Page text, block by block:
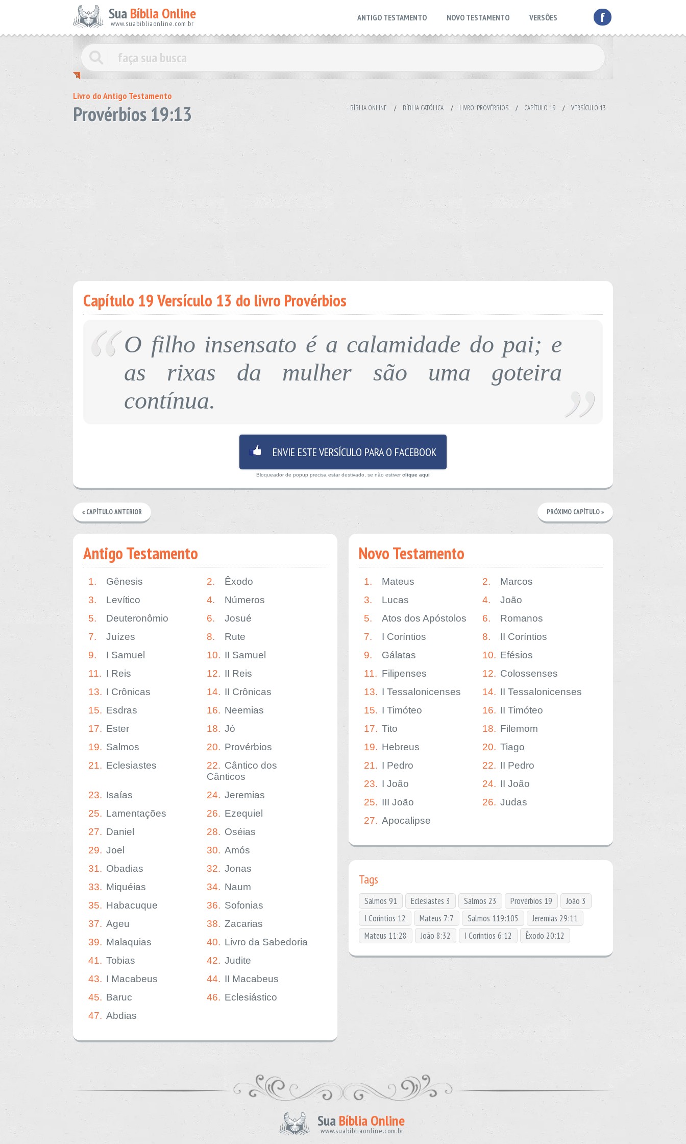
SuaBíblia Online
www.suabibliaonline.com.br f
ANTIGO TESTAMENTO NOVO TESTAMENTO VERSÕES
Livro do Antigo Testamento
Provérbios 19:13 BÍBLIA ONLINE / BÍBLIA CATÓLICA / LIVRO: PROVÉRBIOS / CAPÍTULO 19 / VERSÍCULO 13
Capítulo 19 Versículo 13 do livro Provérbios
O filho insensato é a calamidade do pai; e
as rixas da mulher são uma goteira
contínua.
ENVIE ESTE VERSÍCULO PARA O FACEBOOK
Bloqueador de popup precisa estar destivado, se não estiver clique aqui
« CAPÍTULO ANTERIOR PRÓXIMO CAPÍTULO »
Antigo Testamento
1. Gênesis 2.
Êxodo
3.
Levítico 4.
Números
5.
Deuteronômio 6.
Josué
7.
Juízes 8.
Rute
9.
I Samuel 10. II Samuel
11. I Reis 12. II Reis
13. I Crônicas 14. II Crônicas
15. Esdras 16. Neemias
17. Ester 18. Jó
19. Salmos 20. Provérbios
21. Eclesiastes 22. Cântico dos
Cânticos
23. Isaías 24. Jeremias
25. Lamentações 26. Ezequiel
27. Daniel 28. Oséias
29. Joel 30. Amós
31. Obadias 32. Jonas
33. Miquéias 34. Naum
35. Habacuque 36. Sofonias
37. Ageu 38. Zacarias
39. Malaquias 40. Livro da Sabedoria
41. Tobias 42. Judite
43. I Macabeus 44. II Macabeus
45. Baruc 46. Eclesiástico
47. Abdias
Novo Testamento
1. Mateus 2.
Marcos
3.
Lucas 4.
João
5.
Atos dos Apóstolos 6.
Romanos
7.
I Coríntios 8.
II Coríntios
9.
Gálatas 10. Efésios
11. Filipenses 12. Colossenses
13. I Tessalonicenses 14. II Tessalonicenses
15. I Timóteo 16. II Timóteo
17. Tito 18. Filemom
19. Hebreus 20. Tiago
21. I Pedro 22. II Pedro
23. I João 24. II João
25. III João 26. Judas
27. Apocalipse
Tags
Salmos 91 Eclesiastes 3 Salmos 23 Provérbios 19
João 3
I Coríntios 12
Mateus 7:7 Salmos 119:105
Jeremias 29:11
Mateus 11:28
João 8:32 I Coríntios 6:12 Êxodo 20:12
SuaBíblia Online
www.suabibliaonline.com.br